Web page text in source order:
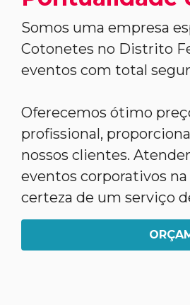
Somos uma empresa
Cotonetes no Distrito
eventos com total
Oferecemos ótimo
profissional,
nossos clientes.
eventos corporativos
certeza de um serviço